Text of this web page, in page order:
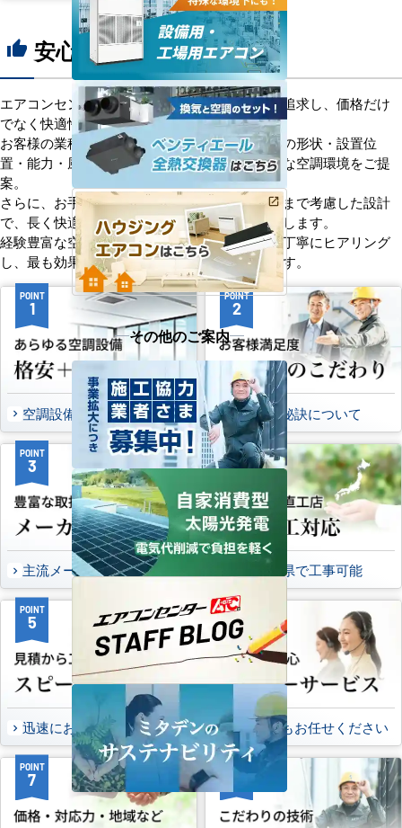
thumb_up 安心の8つのポイント
エアコンセンターACは、「格安＋α」の価値を追求し、価格だけ
でなく快適性と機能性にもこだわっています。
お客様の業種や施設の形態に合わせて、室内機の形状・設置位
置・能力・風向きなどを総合的に検討し、最適な空調環境をご提
案。
さらに、お手入れのしやすさやメンテナンス性まで考慮した設計
で、長く快適にご使用いただけるようサポートします。
経験豊富な空調技術者が現場の状況やご要望を丁寧にヒアリング
し、最も効果的で効率的なプランをお届けします。
POINT
1
空調設備のご提案について
POINT
2
選ばれる秘訣について
POINT
3
主流メーカーを全取扱可能
POINT
4
47都道府県で工事可能
POINT
5
迅速にお届け出来る理由
POINT
6
万一の時もお任せください
POINT
7
POINT
その他のご案内